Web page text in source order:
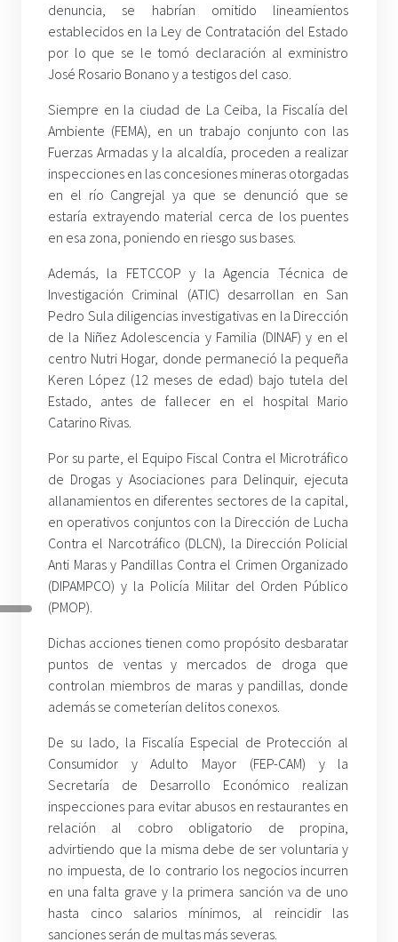
denuncia, se habrían omitido lineamientos
establecidos en la Ley de Contratación del Estado
por lo que se le tomó declaración al exministro
José Rosario Bonano y a testigos del caso.
Siempre en la ciudad de La Ceiba, la Fiscalía del
Ambiente (FEMA), en un trabajo conjunto con las
Fuerzas Armadas y la alcaldía, proceden a realizar
inspecciones en las concesiones mineras otorgadas
en el río Cangrejal ya que se denunció que se
estaría extrayendo material cerca de los puentes
en esa zona, poniendo en riesgo sus bases.
Además, la FETCCOP y la Agencia Técnica de
Investigación Criminal (ATIC) desarrollan en San
Pedro Sula diligencias investigativas en la Dirección
de la Niñez Adolescencia y Familia (DINAF) y en el
centro Nutri Hogar, donde permaneció la pequeña
Keren López (12 meses de edad) bajo tutela del
Estado, antes de fallecer en el hospital Mario
Catarino Rivas.
Por su parte, el Equipo Fiscal Contra el Microtráfico
de Drogas y Asociaciones para Delinquir, ejecuta
allanamientos en diferentes sectores de la capital,
en operativos conjuntos con la Dirección de Lucha
Contra el Narcotráfico (DLCN), la Dirección Policial
Anti Maras y Pandillas Contra el Crimen Organizado
(DIPAMPCO) y la Policía Militar del Orden Público
(PMOP).
Dichas acciones tienen como propósito desbaratar
puntos de ventas y mercados de droga que
controlan miembros de maras y pandillas, donde
además se cometerían delitos conexos.
De su lado, la Fiscalía Especial de Protección al
Consumidor y Adulto Mayor (FEP-CAM) y la
Secretaría de Desarrollo Económico realizan
inspecciones para evitar abusos en restaurantes en
relación al cobro obligatorio de propina,
advirtiendo que la misma debe de ser voluntaria y
no impuesta, de lo contrario los negocios incurren
en una falta grave y la primera sanción va de uno
hasta cinco salarios mínimos, al reincidir las
sanciones serán de multas más severas.